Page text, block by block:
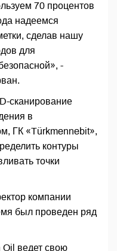
70 процентов
надеемся
сделав нашу
для
-
сканирование
в
ГК «Türkmennebit»,
контуры
точки
компании
был проведен ряд
ведет свою